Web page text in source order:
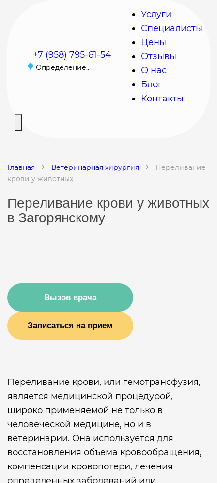
Услуги
Специалисты
Цены
Отзывы
О нас
Блог
Контакты
+7 (958) 795-61-54
Определение...
Главная Ветеринарная хирургия
Переливание
крови у животных
Переливание крови у животных
в Загорянскому
Вызов врача
Записаться на прием
Переливание крови, или гемотрансфузия,
является медицинской процедурой,
широко применяемой не только в
человеческой медицине, но и в
ветеринарии. Она используется для
восстановления объема кровообращения,
компенсации кровопотери, лечения
определенных заболеваний или